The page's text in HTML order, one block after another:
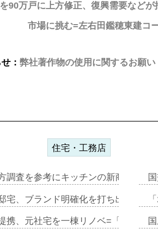
90万戸に上方修正、復興需要などが
市場に挑む=左右田鑑穂東建コ
： 弊社著作物の使用に関するお願い
住宅・工務店
調査を参考にキッチンの新商品=「
宅、ブランド明確化を打ち出す=年
携、元社宅を一棟リノベ=「職住遊